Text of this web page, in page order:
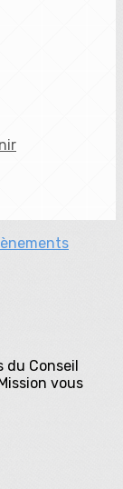
du Conseil
vous